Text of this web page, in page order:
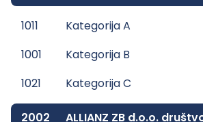
1011 Kategorija A
1001
Kategorija B
1021
Kategorija C
2002
ALLIANZ ZB d.o.o.